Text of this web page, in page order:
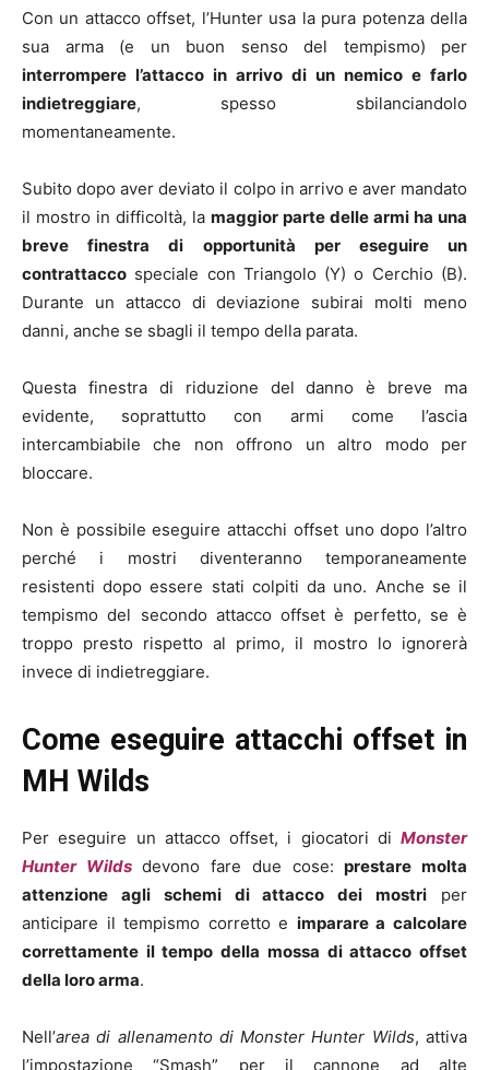
Con un attacco offset, l’Hunter usa la pura potenza della
sua arma (e un buon senso del tempismo) per
interrompere l’attacco in arrivo di un nemico e farlo
indietreggiare, spesso sbilanciandolo
momentaneamente.
Subito dopo aver deviato il colpo in arrivo e aver mandato
il mostro in difficoltà, la maggior parte delle armi ha una
breve finestra di opportunità per eseguire un
contrattacco speciale con Triangolo (Y) o Cerchio (B).
Durante un attacco di deviazione subirai molti meno
danni, anche se sbagli il tempo della parata.
Questa finestra di riduzione del danno è breve ma
evidente, soprattutto con armi come l’ascia
intercambiabile che non offrono un altro modo per
bloccare.
Non è possibile eseguire attacchi offset uno dopo l’altro
perché i mostri diventeranno temporaneamente
resistenti dopo essere stati colpiti da uno. Anche se il
tempismo del secondo attacco offset è perfetto, se è
troppo presto rispetto al primo, il mostro lo ignorerà
invece di indietreggiare.
Come eseguire attacchi offset in
MH Wilds
Per eseguire un attacco offset, i giocatori di Monster
Hunter Wildsdevono fare due cose:prestare molta
attenzione agli schemi di attacco dei mostri per
anticipare il tempismo corretto e imparare a calcolare
correttamente il tempo della mossa di attacco offset
della loro arma.
Nell’area di allenamento di Monster Hunter Wilds, attiva
l’impostazione “Smash” per il cannone ad alte